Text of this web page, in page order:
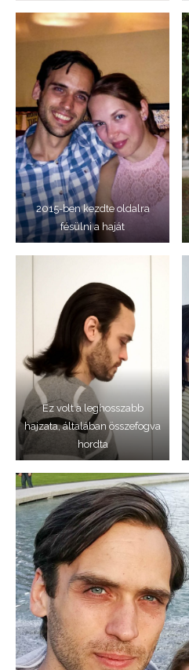
2015-ben kezdte oldalra
fésülni a haját
Ez volt a leghosszabb
hajzata, általában összefogva
hordta